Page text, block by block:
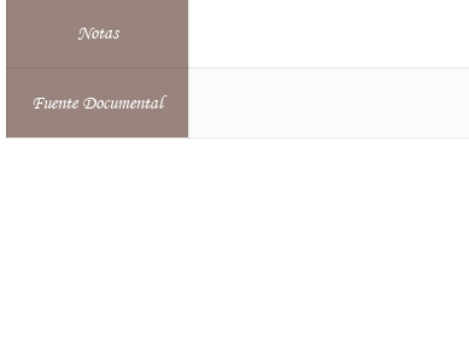
Notas
Fuente Documental